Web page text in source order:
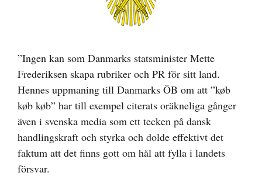
”Ingen kan som Danmarks statsminister Mette
Frederiksen skapa rubriker och PR för sitt land.
Hennes uppmaning till Danmarks ÖB om att ”køb
køb køb” har till exempel citerats oräkneliga gånger
även i svenska media som ett tecken på dansk
handlingskraft och styrka och dolde effektivt det
faktum att det finns gott om hål att fylla i landets
försvar.